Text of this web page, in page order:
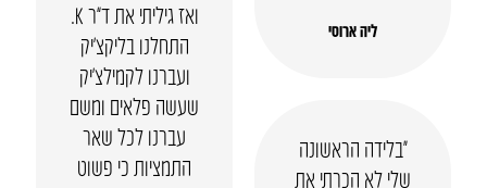
ליה ארוסי
התחלנו בליקצ’יק
ועברנו לקמילצ’יק
שעשה פלאים ומשם
עברנו לכל שאר
התמציות כי פשוט
“בלידה הראשונה
שלי לא הכרתי את